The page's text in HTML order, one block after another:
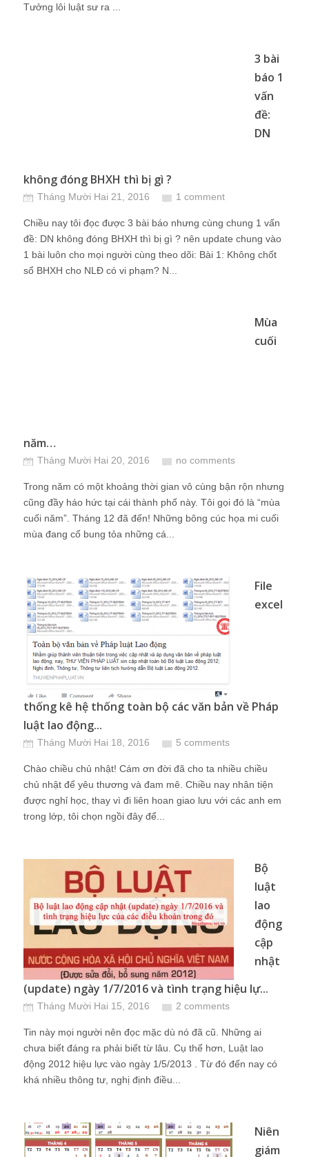
Tưởng lôi luật sư ra ...
3 bài
báo 1
vấn
đề:
DN
không đóng BHXH thì bị gì ?
Tháng Mười Hai 21, 2016 1 comment
Chiều nay tôi đọc được 3 bài báo nhưng cùng chung 1 vấn
đề: DN không đóng BHXH thì bị gì ? nên update chung vào
1 bài luôn cho mọi người cùng theo dõi: Bài 1: Không chốt
sổ BHXH cho NLĐ có vi phạm? N...
Mùa
cuối
năm…
Tháng Mười Hai 20, 2016 no comments
Trong năm có một khoảng thời gian vô cùng bận rộn nhưng
cũng đầy háo hức tại cái thành phố này. Tôi gọi đó là “mùa
cuối năm”. Tháng 12 đã đến! Những bông cúc họa mi cuối
mùa đang cố bung tỏa những cá...
File
excel
thống kê hệ thống toàn bộ các văn bản về Pháp
luật lao động...
Tháng Mười Hai 18, 2016 5 comments
Chào chiều chủ nhật! Cám ơn đời đã cho ta nhiều chiều
chủ nhật để yêu thương và đam mê. Chiều nay nhân tiện
được nghỉ học, thay vì đi liên hoan giao lưu với các anh em
trong lớp, tôi chọn ngồi đây để...
Bộ
luật
lao
động
cập
nhật
(update) ngày 1/7/2016 và tình trạng hiệu lự...
Tháng Mười Hai 15, 2016 2 comments
Tin này mọi người nên đọc mặc dù nó đã cũ. Những ai
chưa biết đáng ra phải biết từ lâu. Cụ thể hơn, Luật lao
động 2012 hiệu lực vào ngày 1/5/2013 . Từ đó đến nay có
khá nhiều thông tư, nghị định điều...
Niên
giám